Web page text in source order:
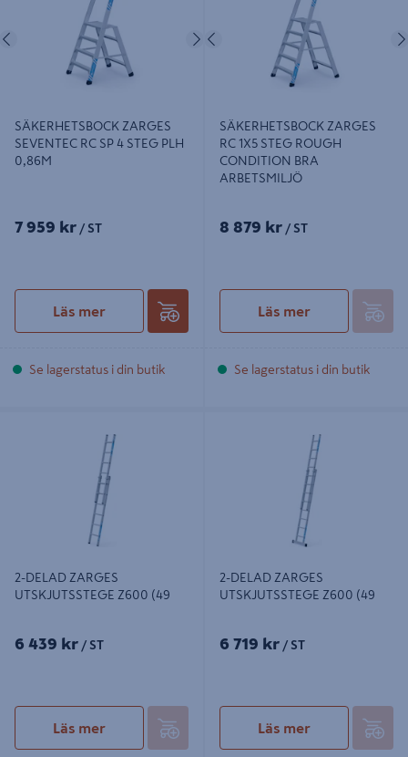
Föregående Nästa
SÄKERHETSBOCK ZARGES
SEVENTEC RC SP 4 STEG PLH
0,86M
7 959 kr / ST
Läs mer
Se lagerstatus i din butik
Föregående
SÄKERHETSBOCK ZARGES
RC 1X5 STEG ROUGH
CONDITION BRA
ARBETSMILJÖ
8 879 kr / ST
Läs mer
Se lagerstatus i din butik
UTSKJUTSSTEGE Z600 (49
2-DELAD ZARGES
UTSKJUTSSTEGE Z600 (49
6 439 kr / ST
Läs mer
UTSKJUTSSTEGE Z600 (49
2-DELAD ZARGES
UTSKJUTSSTEGE Z600 (49
6 719 kr / ST
Läs mer